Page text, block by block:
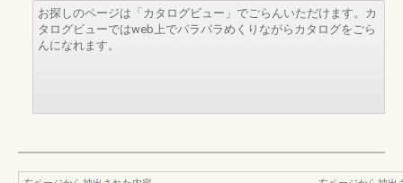
お探しのページは「カタログビュー」でごらんいただけます。カ
タログビューではweb上でパラパラめくりながらカタログをごら
んになれます。